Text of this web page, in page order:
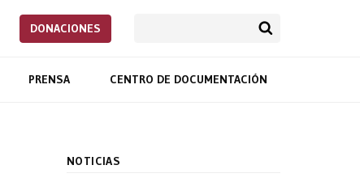
DONACIONES
PRENSA CENTRO DE DOCUMENTACIÓN
NOTICIAS